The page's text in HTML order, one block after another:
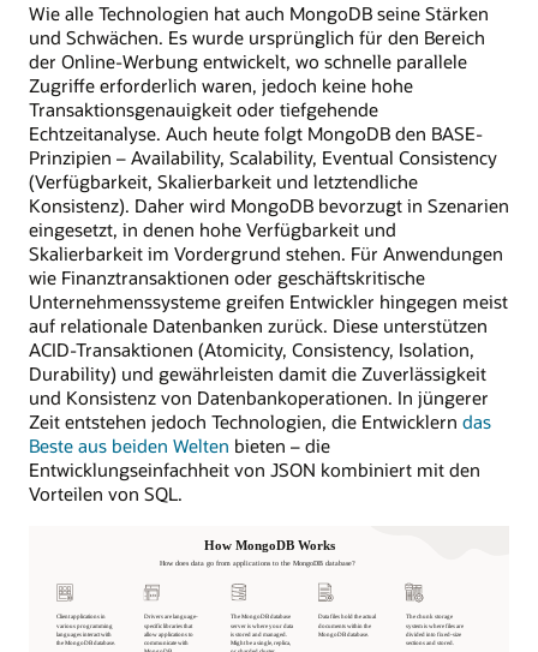
Wie alle Technologien hat auch MongoDB seine Stärken
und Schwächen. Es wurde ursprünglich für den Bereich
der Online-Werbung entwickelt, wo schnelle parallele
Zugriffe erforderlich waren, jedoch keine hohe
Transaktionsgenauigkeit oder tiefgehende
Echtzeitanalyse. Auch heute folgt MongoDB den BASE-
Prinzipien – Availability, Scalability, Eventual Consistency
(Verfügbarkeit, Skalierbarkeit und letztendliche
Konsistenz). Daher wird MongoDB bevorzugt in Szenarien
eingesetzt, in denen hohe Verfügbarkeit und
Skalierbarkeit im Vordergrund stehen. Für Anwendungen
wie Finanztransaktionen oder geschäftskritische
Unternehmenssysteme greifen Entwickler hingegen meist
auf relationale Datenbanken zurück. Diese unterstützen
ACID-Transaktionen (Atomicity, Consistency, Isolation,
Durability) und gewährleisten damit die Zuverlässigkeit
und Konsistenz von Datenbankoperationen. In jüngerer
Zeit entstehen jedoch Technologien, die Entwicklern das
Beste aus beiden Welten bieten – die
Entwicklungseinfachheit von JSON kombiniert mit den
Vorteilen von SQL.